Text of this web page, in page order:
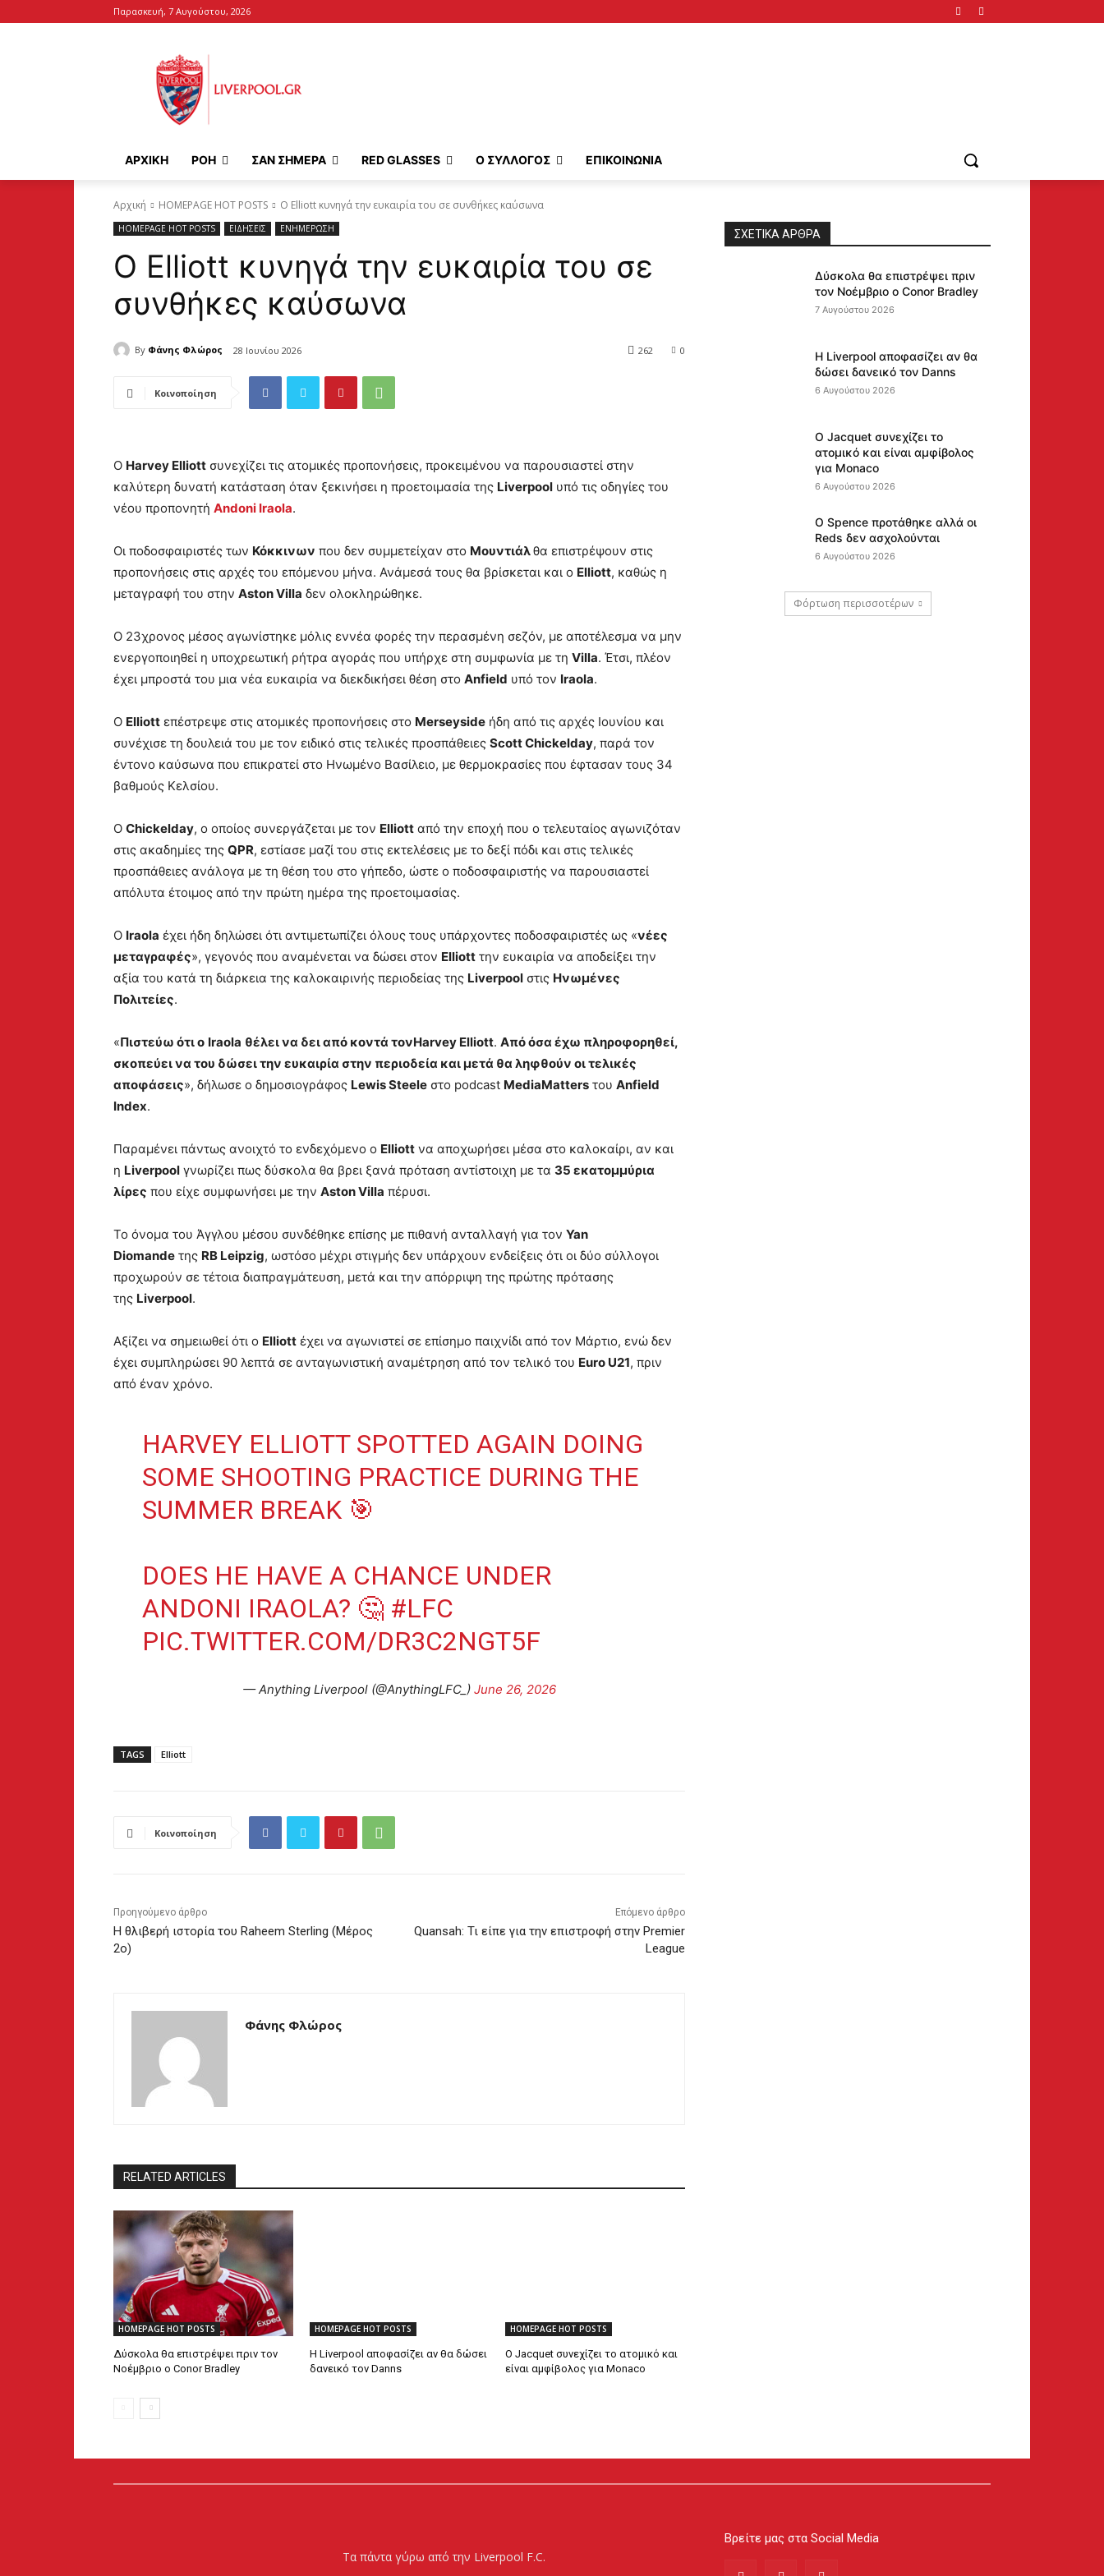
Παρασκευή, 7 Αυγούστου, 2026
ΑΡΧΙΚΉ ΡΟΗ ΣΑΝ ΣΗΜΕΡΑ RED GLASSES Ο ΣΥΛΛΟΓΟΣ ΕΠΙΚΟΙΝΩΝΙΑ
Αρχική HOMEPAGE HOT POSTS Ο Elliott κυνηγά την ευκαιρία του σε συνθήκες καύσωνα
HOMEPAGE HOT POSTS ΕΙΔΗΣΕΙΣ ΕΝΗΜΕΡΩΣΗ
Ο Elliott κυνηγά την ευκαιρία του σε
συνθήκες καύσωνα
By Φάνης Φλώρος 28 Ιουνίου 2026 0
262
Κοινοποίηση
Ο Harvey Elliott συνεχίζει τις ατομικές προπονήσεις, προκειμένου να παρουσιαστεί στην
καλύτερη δυνατή κατάσταση όταν ξεκινήσει η προετοιμασία της Liverpool υπό τις οδηγίες του
νέου προπονητή Andoni Iraola.
Οι ποδοσφαιριστές των Κόκκινων που δεν συμμετείχαν στο Μουντιάλθα επιστρέψουν στις
προπονήσεις στις αρχές του επόμενου μήνα. Ανάμεσά τους θα βρίσκεται και ο Elliott, καθώς η
μεταγραφή του στην Aston Villa δεν ολοκληρώθηκε.
Ο 23χρονος μέσος αγωνίστηκε μόλις εννέα φορές την περασμένη σεζόν, με αποτέλεσμα να μην
ενεργοποιηθεί η υποχρεωτική ρήτρα αγοράς που υπήρχε στη συμφωνία με τη Villa. Έτσι, πλέον
έχει μπροστά του μια νέα ευκαιρία να διεκδικήσει θέση στο Anfield υπό τον Iraola.
Ο Elliott επέστρεψε στις ατομικές προπονήσεις στο Merseyside ήδη από τις αρχές Ιουνίου και
συνέχισε τη δουλειά του με τον ειδικό στις τελικές προσπάθειες Scott Chickelday, παρά τον
έντονο καύσωνα που επικρατεί στο Ηνωμένο Βασίλειο, με θερμοκρασίες που έφτασαν τους 34
βαθμούς Κελσίου.
Ο Chickelday, ο οποίος συνεργάζεται με τον Elliott από την εποχή που ο τελευταίος αγωνιζόταν
στις ακαδημίες της QPR, εστίασε μαζί του στις εκτελέσεις με το δεξί πόδι και στις τελικές
προσπάθειες ανάλογα με τη θέση του στο γήπεδο, ώστε ο ποδοσφαιριστής να παρουσιαστεί
απόλυτα έτοιμος από την πρώτη ημέρα της προετοιμασίας.
Ο Iraola έχει ήδη δηλώσει ότι αντιμετωπίζει όλους τους υπάρχοντες ποδοσφαιριστές ως «νέες
μεταγραφές», γεγονός που αναμένεται να δώσει στον Elliott την ευκαιρία να αποδείξει την
αξία του κατά τη διάρκεια της καλοκαιρινής περιοδείας της Liverpool στις Ηνωμένες
Πολιτείες.
«Πιστεύω ότι ο Iraola θέλει να δει από κοντά τονHarvey Elliott. Από όσα έχω πληροφορηθεί,
σκοπεύει να του δώσει την ευκαιρία στην περιοδεία και μετά θα ληφθούν οι τελικές
αποφάσεις», δήλωσε ο δημοσιογράφος Lewis Steele στο podcast MediaMatters του Anfield
Index.
Παραμένει πάντως ανοιχτό το ενδεχόμενο ο Elliott να αποχωρήσει μέσα στο καλοκαίρι, αν και
η Liverpool γνωρίζει πως δύσκολα θα βρει ξανά πρόταση αντίστοιχη με τα 35 εκατομμύρια
λίρες που είχε συμφωνήσει με την Aston Villa πέρυσι.
Το όνομα του Άγγλου μέσου συνδέθηκε επίσης με πιθανή ανταλλαγή για τον Yan
Diomande της RB Leipzig, ωστόσο μέχρι στιγμής δεν υπάρχουν ενδείξεις ότι οι δύο σύλλογοι
προχωρούν σε τέτοια διαπραγμάτευση, μετά και την απόρριψη της πρώτης πρότασης
της Liverpool.
Αξίζει να σημειωθεί ότι ο Elliott έχει να αγωνιστεί σε επίσημο παιχνίδι από τον Μάρτιο, ενώ δεν
έχει συμπληρώσει 90 λεπτά σε ανταγωνιστική αναμέτρηση από τον τελικό του Euro U21, πριν
από έναν χρόνο.
HARVEY ELLIOTT SPOTTED AGAIN DOING
SOME SHOOTING PRACTICE DURING THE
SUMMER BREAK 🎯
DOES HE HAVE A CHANCE UNDER
ANDONI IRAOLA? 🤔 #LFC
PIC.TWITTER.COM/DR3C2NGT5F
— Anything Liverpool (@AnythingLFC_) June 26, 2026
TAGS Elliott
Κοινοποίηση
Προηγούμενο άρθρο
Η θλιβερή ιστορία του Raheem Sterling (Μέρος
2ο)
Επόμενο άρθρο
Quansah: Τι είπε για την επιστροφή στην Premier
League
Φάνης Φλώρος
RELATED ARTICLES
HOMEPAGE HOT POSTS
Δύσκολα θα επιστρέψει πριν τον
Νοέμβριο ο Conor Bradley
HOMEPAGE HOT POSTS
Η Liverpool αποφασίζει αν θα δώσει
δανεικό τον Danns
HOMEPAGE HOT POSTS
Ο Jacquet συνεχίζει το ατομικό και
είναι αμφίβολος για Monaco
ΣΧΕΤΙΚΆ ΆΡΘΡΑ
Δύσκολα θα επιστρέψει πριν
τον Νοέμβριο ο Conor Bradley
7 Αυγούστου 2026
Η Liverpool αποφασίζει αν θα
δώσει δανεικό τον Danns
6 Αυγούστου 2026
Ο Jacquet συνεχίζει το
ατομικό και είναι αμφίβολος
για Monaco
6 Αυγούστου 2026
Ο Spence προτάθηκε αλλά οι
Reds δεν ασχολούνται
6 Αυγούστου 2026
Φόρτωση περισσοτέρων
Τα πάντα γύρω από την Liverpool F.C.
Βρείτε μας στα Social Media